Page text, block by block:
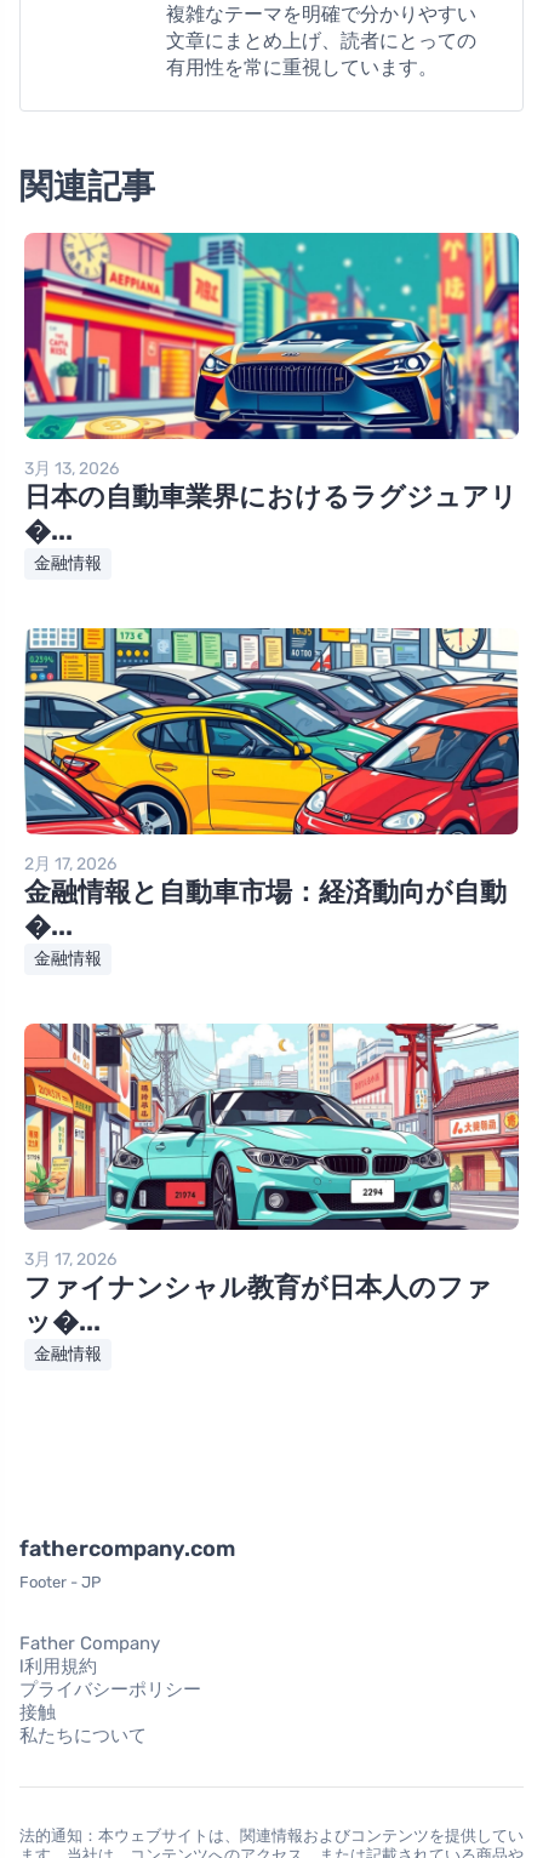
複雑なテーマを明確で分かりやすい
文章にまとめ上げ、読者にとっての
有用性を常に重視しています。
関連記事
3月 13, 2026
日本の自動車業界におけるラグジュアリ
�...
金融情報
2月 17, 2026
金融情報と自動車市場：経済動向が自動
�...
金融情報
3月 17, 2026
ファイナンシャル教育が日本人のファ
ッ�...
金融情報
fathercompany.com
Footer - JP
Father Company
l利用規約
プライバシーポリシー
接触
私たちについて
法的通知：本ウェブサイトは、関連情報およびコンテンツを提供してい